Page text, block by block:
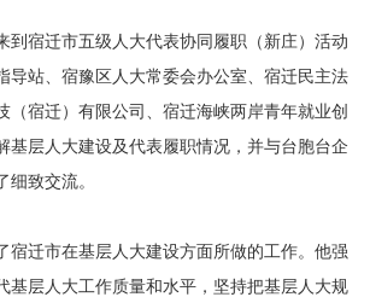
宿迁市五级人大代表协同履职（新庄）活动
导站、宿豫区人大常委会办公室、宿迁民主法
（宿迁）有限公司、宿迁海峡两岸青年就业创
基层人大建设及代表履职情况，并与台胞台企
致交流。
迁市在基层人大建设方面所做的工作。他强
基层人大工作质量和水平，坚持把基层人大规